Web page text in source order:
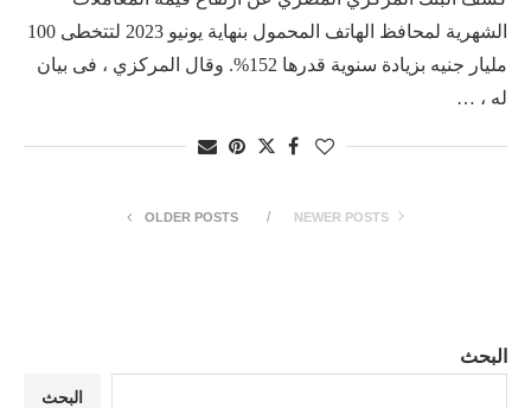
الشهرية لمحافظ الهاتف المحمول بنهاية يونيو 2023 لتتخطى 100
مليار جنيه بزيادة سنوية قدرها 152%. وقال المركزي ، فى بيان
له ، …
NEWER POSTS
OLDER POSTS
البحث
البحث